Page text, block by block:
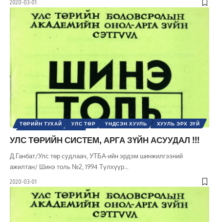
2020-03-01
ТӨРИЙН ТУХАЙ УЛС ТӨР ҮНДСЭН ХУУЛЬ
ХУУЛЬ ЭРХ ЗҮЙ
УЛС ТӨРИЙН СИСТЕМ, АРГА ЗҮЙН АСУУДАЛ !!!
Д.Ганбат/Улс төр судлаач, УТБА-ийн эрдэм шинжилгээний
ажилтан/ Шинэ толь №2, 1994 Түлхүүр…
2020-03-01